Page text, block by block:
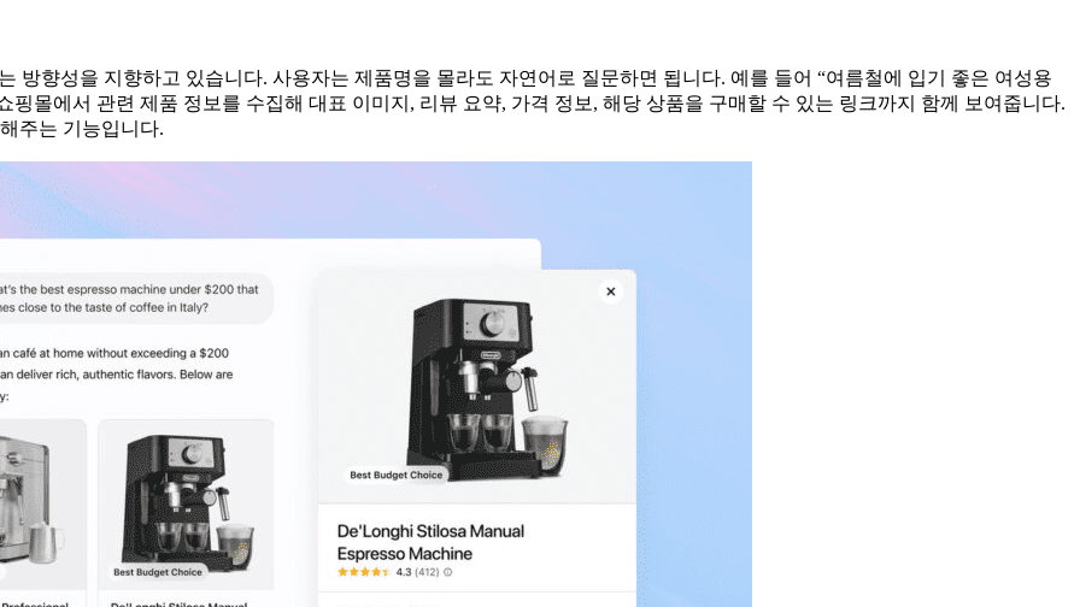
방향성을 지향하고 있습니다. 사용자는 제품명을 몰라도 자연어로 질문하면 됩니다. 예를 들어 “여름철에 입기 좋은 여성용
핑몰에서 관련 제품 정보를 수집해 대표 이미지, 리뷰 요약, 가격 정보, 해당 상품을 구매할 수 있는 링크까지 함께 보여줍니다.
주는 기능입니다.